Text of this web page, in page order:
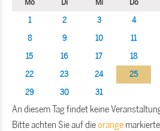
Mo Di Mi Do
1
2 3 4
8
9 10 11
15
16 17 18
22
23 24 25
29
30 31
An diesem Tag findet keine
Bitte achten Sie auf dieorange